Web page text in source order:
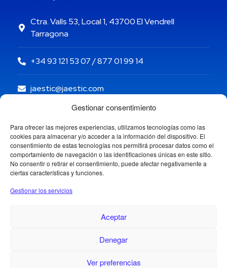
Gestionar consentimiento
Para ofrecer las mejores experiencias, utilizamos tecnologías como las
cookies para almacenar y/o acceder a la información del dispositivo. El
consentimiento de estas tecnologías nos permitirá procesar datos como el
comportamiento de navegación o las identificaciones únicas en este sitio.
No consentir o retirar el consentimiento, puede afectar negativamente a
ciertas características y funciones.
Gestionar los servicios
Aceptar
Denegar
Ver preferencias
Ctra. Valls 53, Local 1, 43700 El Vendrell
Tarragona
+34 93 121 53 07 / 877 01 99 14
jaestic@jaestic.com
Copyright © 2024 Jaestic S.L. Todos los derechos